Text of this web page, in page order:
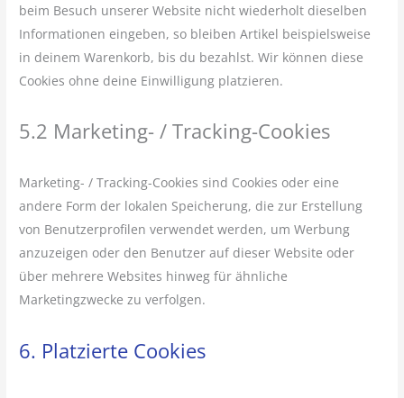
beim Besuch unserer Website nicht wiederholt dieselben
Informationen eingeben, so bleiben Artikel beispielsweise
in deinem Warenkorb, bis du bezahlst. Wir können diese
Cookies ohne deine Einwilligung platzieren.
5.2 Marketing- / Tracking-Cookies
Marketing- / Tracking-Cookies sind Cookies oder eine
andere Form der lokalen Speicherung, die zur Erstellung
von Benutzerprofilen verwendet werden, um Werbung
anzuzeigen oder den Benutzer auf dieser Website oder
über mehrere Websites hinweg für ähnliche
Marketingzwecke zu verfolgen.
6. Platzierte Cookies